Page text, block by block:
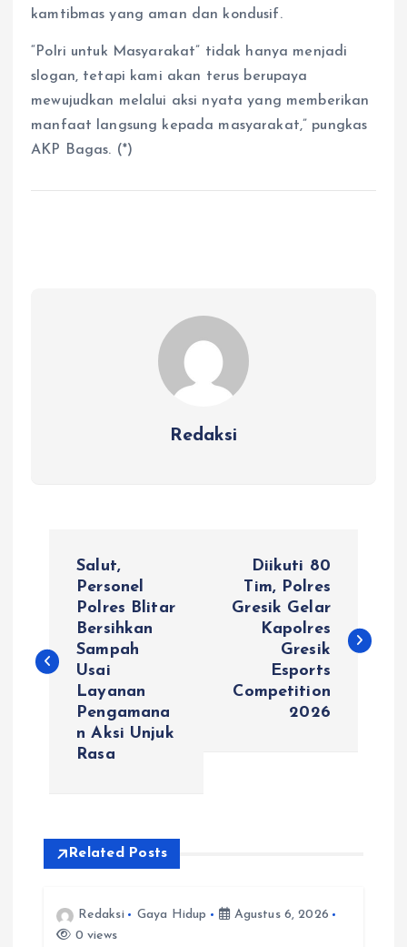
kamtibmas yang aman dan kondusif.
“Polri untuk Masyarakat” tidak hanya menjadi
slogan, tetapi kami akan terus berupaya
mewujudkan melalui aksi nyata yang memberikan
manfaat langsung kepada masyarakat,” pungkas
AKP Bagas. (*)
Redaksi
v
i
Salut,
Personel
Polres Blitar
Bersihkan
Sampah
Usai
Layanan
Pengamana
n Aksi Unjuk
Rasa
Diikuti 80
Tim, Polres
Gresik Gelar
Kapolres
Gresik
Esports
Competition
2026
Related Posts
Redaksi Gaya Hidup
Agustus 6, 2026
0 views